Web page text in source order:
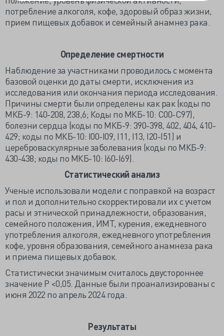
потребление алкоголя, кофе, здоровый образ жизни,
прием пищевых добавок и семейный анамнез рака.
Определение смертности
Наблюдение за участниками проводилось с момента
базовой оценки до даты смерти, исключения из
исследования или окончания периода исследования.
Причины смерти были определены как рак (коды по
МКБ-9: 140-208, 238,6; Коды по МКБ-10: C00-C97),
болезни сердца (коды по МКБ-9: 390-398, 402, 404, 410-
429; коды по МКБ-10: I00-I09, I11, I13, I20-I51) и
цереброваскулярные заболевания (коды по МКБ-9:
430-438; коды по МКБ-10: I60-I69).
Статистический анализ
Ученые использовали модели с поправкой на возраст
и пол и дополнительно скорректировали их с учетом
расы и этнической принадлежности, образования,
семейного положения, ИМТ, курения, ежедневного
употребления алкоголя, ежедневного употребления
кофе, уровня образования, семейного анамнеза рака
и приема пищевых добавок.
Статистически значимым считалось двустороннее
значение P <0,05. Данные были проанализированы с
июня 2022 по апрель 2024 года.
Результаты